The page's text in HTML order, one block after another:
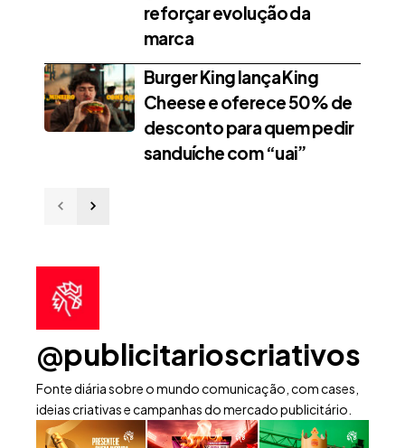
reforçar evolução da
marca
Burger King lança King
Cheese e oferece 50% de
desconto para quem pedir
sanduíche com “uai”
@publicitarioscriativos
Fonte diária sobre o mundo comunicação, com cases,
ideias criativas e campanhas do mercado publicitário.